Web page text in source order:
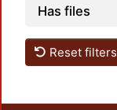
Has files
Reset filters